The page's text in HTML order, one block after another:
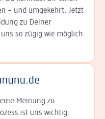
– und umgekehrt. Jetzt
zu Deiner
so zügig wie möglich
Meinung zu
ist uns wichtig.